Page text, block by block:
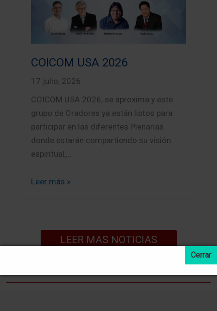
COICOM USA 2026
17 julio, 2026
COICOM USA 2026, se aproxima y este
grupo de Oradores ya están listos para
participar en las diferentes Plenarias
donde estarán compartiendo su visión
espiritual,…
Leer más »
LEER MAS NOTICIAS